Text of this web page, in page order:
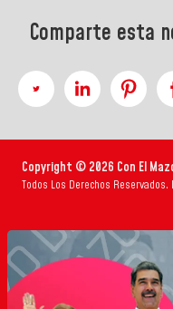
Comparte esta
Copyright © 2026 Con El
Todos Los Derechos